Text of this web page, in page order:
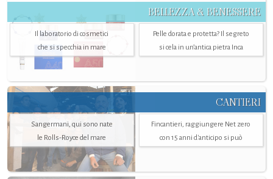
BELLEZZA & BENESSERE
Il laboratorio di cosmetici
che si specchia in mare
Pelle dorata e protetta? Il segreto
si cela in un’antica pietra Inca
CANTIERI
Sangermani, qui sono nate
le Rolls-Royce del mare
Fincantieri, raggiungere Net zero
con 15 anni d'anticipo si può